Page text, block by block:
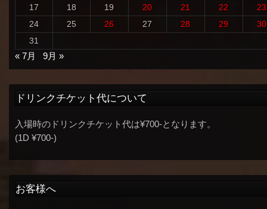
17
18 19 20 21 22
23
24
25 26 27 28 29
30
31
« 7月
9月 »
ドリンクチケット代について
入場時のドリンクチケット代は¥700-となります。
(1D ¥700-)
お客様へ